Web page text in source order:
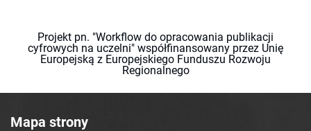
Projekt pn. "Workflow do opracowania publikacji
cyfrowych na uczelni" współfinansowany przez Unię
Europejską z Europejskiego Funduszu Rozwoju
Regionalnego
Mapa strony